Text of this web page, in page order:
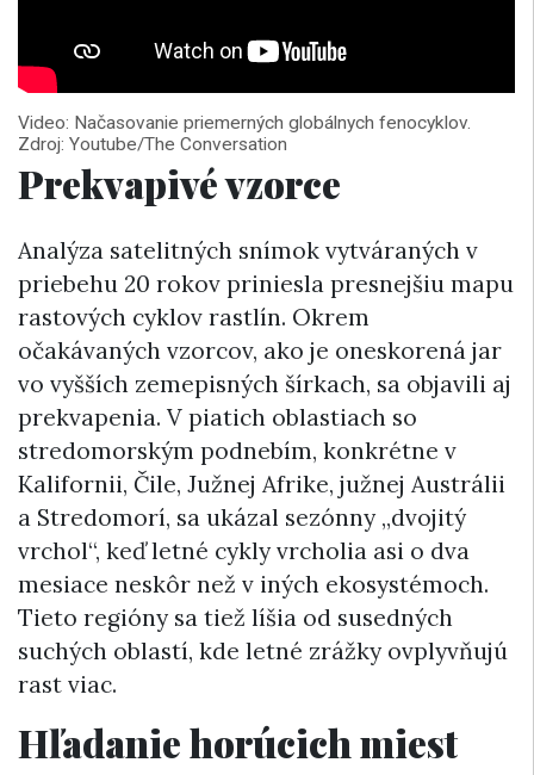
Video: Načasovanie priemerných globálnych fenocyklov.
Zdroj: Youtube/The Conversation
Prekvapivé vzorce
Analýza satelitných snímok vytváraných v
priebehu 20 rokov priniesla presnejšiu mapu
rastových cyklov rastlín. Okrem
očakávaných vzorcov, ako je oneskorená jar
vo vyšších zemepisných šírkach, sa objavili aj
prekvapenia. V piatich oblastiach so
stredomorským podnebím, konkrétne v
Kalifornii, Čile, Južnej Afrike, južnej Austrálii
a Stredomorí, sa ukázal sezónny „dvojitý
vrchol“, keď letné cykly vrcholia asi o dva
mesiace neskôr než v iných ekosystémoch.
Tieto regióny sa tiež líšia od susedných
suchých oblastí, kde letné zrážky ovplyvňujú
rast viac.
Hľadanie horúcich miest